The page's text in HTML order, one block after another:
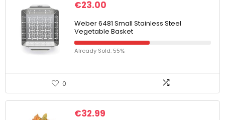
€23.00
Weber 6481 Small Stainless Steel
Vegetable Basket
Already Sold: 55%
0
€32.99